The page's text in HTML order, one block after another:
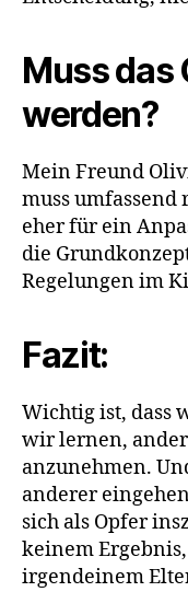
Muss das
werden?
Mein Freund
muss
eher für ein
die
Regelungen im
Fazit:
Wichtig ist, dass
wir lernen,
anzunehmen.
anderer
sich als Opfer
keinem
irgendeinem